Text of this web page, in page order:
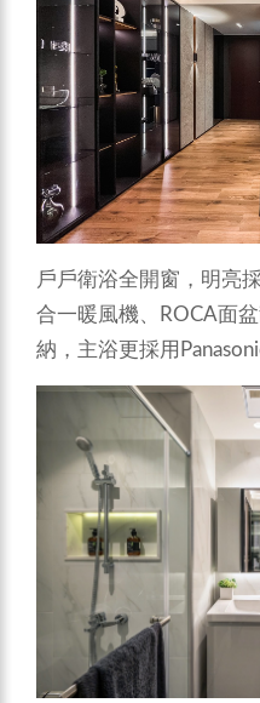
戶戶衛浴全開窗，明亮
合一暖風機、ROCA面
納，主浴更採用